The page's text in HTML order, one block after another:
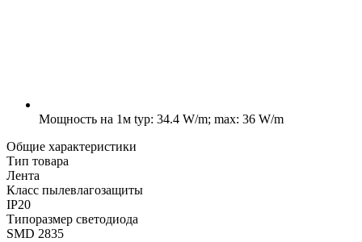
Мощность на 1м typ: 34.4 W/m; max: 36 W/m
Общие характеристики
Тип товара
Лента
Класс пылевлагозащиты
IP20
Типоразмер светодиода
SMD 2835